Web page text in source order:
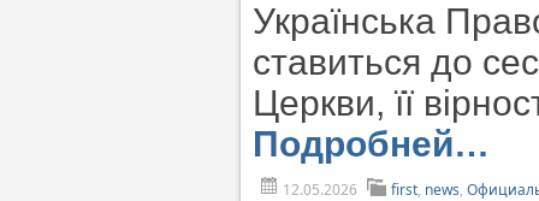
Українська
ставиться до
Церкви, її
Подробней…
12.05.2026 first, news,